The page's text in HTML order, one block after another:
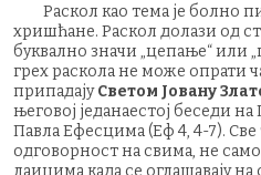
Раскол као тема је болно
хришћане. Раскол долази од
буквално значи „цепање“ или
грех раскола не може опрати
припадајуСветом Јовану
његовој једанаестој беседи
Павла Ефесцима (Еф 4, 4-7). Све
одговорност на свима, не
лаицима када се оглашавају на